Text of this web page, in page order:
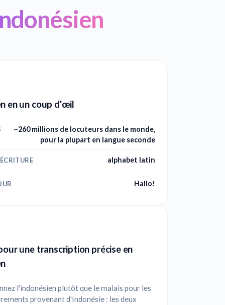
en un coup d'œil
~260 millions de locuteurs dans le monde,
pour la plupart en langue seconde
alphabet latin
Hallo!
une transcription précise en
l'indonésien plutôt que le malais pour les
provenant d'Indonésie : les deux